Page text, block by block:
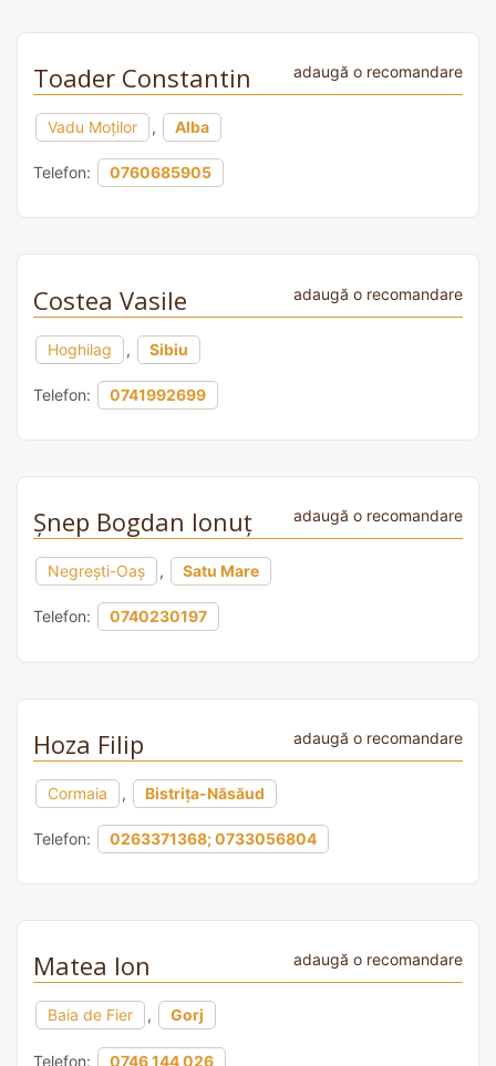
Toader Constantin adaugă o recomandare
Vadu Moților , Alba
Telefon: 0760685905
Costea Vasile adaugă o recomandare
Hoghilag , Sibiu
Telefon: 0741992699
Șnep Bogdan Ionuț adaugă o recomandare
Negrești-Oaș , Satu Mare
Telefon: 0740230197
Hoza Filip adaugă o recomandare
Cormaia , Bistrița-Năsăud
Telefon: 0263371368; 0733056804
Matea Ion adaugă o recomandare
Baia de Fier , Gorj
Telefon: 0746 144 026